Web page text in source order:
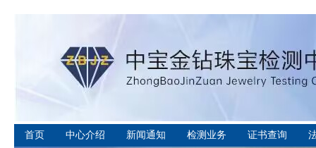
首页 中心介绍 新闻通知 检测业务 证书查询